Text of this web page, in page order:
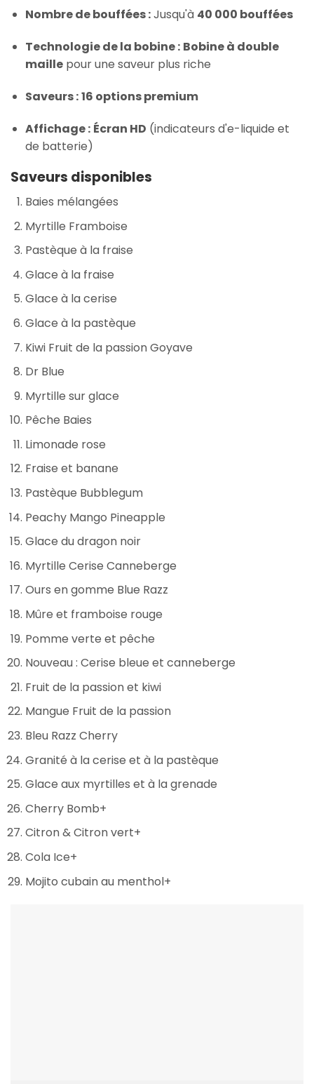
Nombre de bouffées :Jusqu'à 40 000 bouffées
Technologie de la bobine : Bobine à double
maillepour une saveur plus riche
Saveurs :16 options premium
Affichage : Écran HD (indicateurs d'e-liquide et
de batterie)
Saveurs disponibles
Baies mélangées
Myrtille Framboise
Pastèque à la fraise
Glace à la fraise
Glace à la cerise
Glace à la pastèque
Kiwi Fruit de la passion Goyave
Dr Blue
Myrtille sur glace
Pêche Baies
Limonade rose
Fraise et banane
Pastèque Bubblegum
Peachy Mango Pineapple
Glace du dragon noir
Myrtille Cerise Canneberge
Ours en gomme Blue Razz
Mûre et framboise rouge
Pomme verte et pêche
Nouveau : Cerise bleue et canneberge
Fruit de la passion et kiwi
Mangue Fruit de la passion
Bleu Razz Cherry
Granité à la cerise et à la pastèque
Glace aux myrtilles et à la grenade
Cherry Bomb+
Citron & Citron vert+
Cola Ice+
Mojito cubain au menthol+